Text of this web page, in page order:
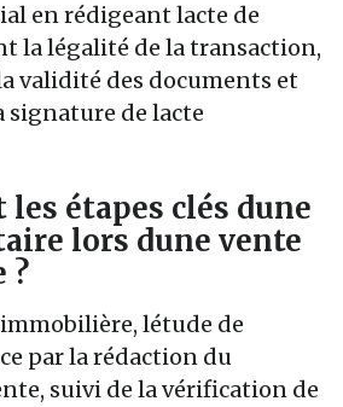
en rédigeant lacte de
la légalité de la transaction,
validité des documents et
signature de lacte
les étapes clés dune
lors dune vente
?
létude de
par la rédaction du
suivi de la vérification de